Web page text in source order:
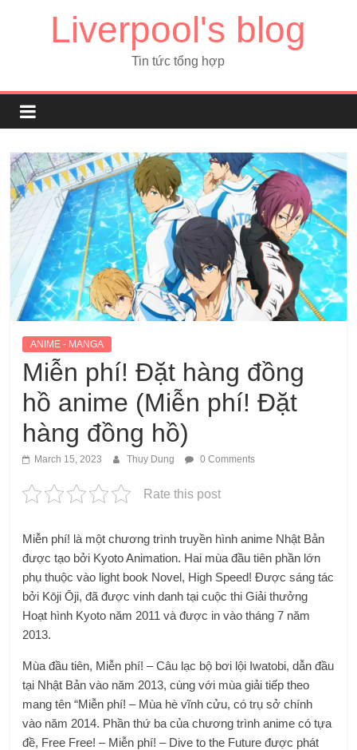
Liverpool's blog
Tin tức tổng hợp
ANIME - MANGA
Miễn phí! Đặt hàng đồng
hồ anime (Miễn phí! Đặt
hàng đồng hồ)
March 15, 2023 Thuy Dung 0 Comments
Rate this post
Miễn phí! là một chương trình truyền hình anime Nhật Bản
được tạo bởi Kyoto Animation. Hai mùa đầu tiên phần lớn
phụ thuộc vào light book Novel, High Speed! Được sáng tác
bởi Kōji Ōji, đã được vinh danh tại cuộc thi Giải thưởng
Hoạt hình Kyoto năm 2011 và được in vào tháng 7 năm
2013.
Mùa đầu tiên, Miễn phí! – Câu lạc bộ bơi lội Iwatobi, dẫn đầu
tại Nhật Bản vào năm 2013, cùng với mùa giải tiếp theo
mang tên “Miễn phí! – Mùa hè vĩnh cửu, có trụ sở chính
vào năm 2014. Phần thứ ba của chương trình anime có tựa
đề, Free Free! – Miễn phí! – Dive to the Future được phát